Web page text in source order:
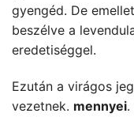
gyengéd. De
beszélve a
eredetiséggel.
Ezután a virágos
vezetnek. mennyei.